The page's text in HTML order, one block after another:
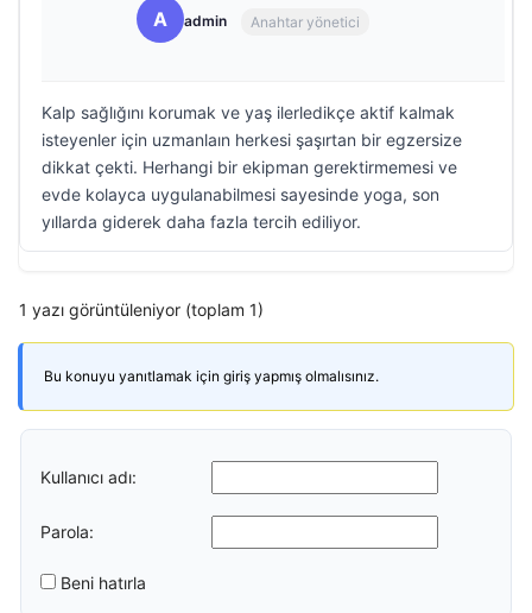
A admin Anahtar yönetici
Kalp sağlığını korumak ve yaş ilerledikçe aktif kalmak
isteyenler için uzmanlaın herkesi şaşırtan bir egzersize
dikkat çekti. Herhangi bir ekipman gerektirmemesi ve
evde kolayca uygulanabilmesi sayesinde yoga, son
yıllarda giderek daha fazla tercih ediliyor.
1 yazı görüntüleniyor (toplam 1)
Bu konuyu yanıtlamak için giriş yapmış olmalısınız.
Kullanıcı adı:
Parola:
Beni hatırla